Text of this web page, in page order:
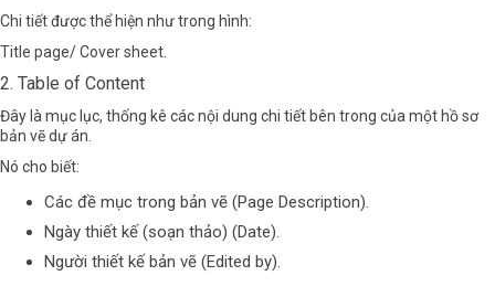
Chi tiết được thể hiện như trong hình:
Title page/ Cover sheet.
2. Table of Content
Đây là mục lục, thống kê các nội dung chi tiết bên trong của một hồ sơ
bản vẽ dự án.
Nó cho biết:
Các đề mục trong bản vẽ (Page Description).
Ngày thiết kế (soạn thảo) (Date).
Người thiết kế bản vẽ (Edited by).